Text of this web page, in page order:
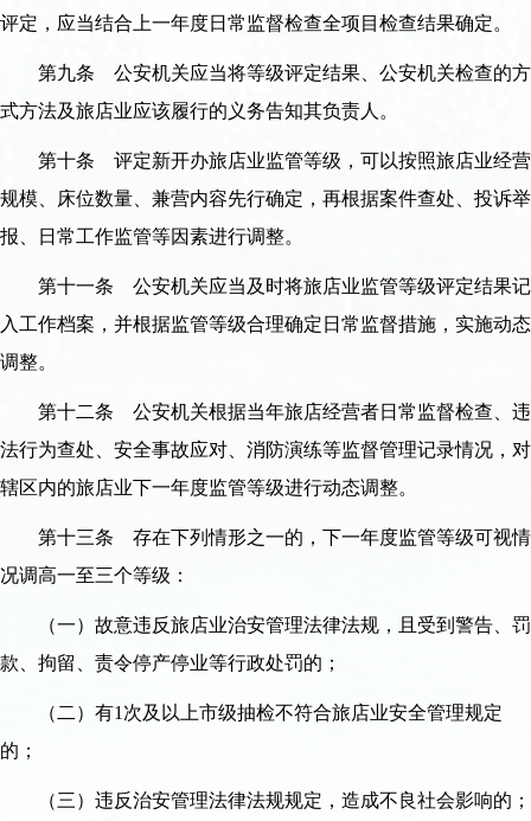
评定，应当结合上一年度日常监督检查全项目检查结果确定。
第九条 公安机关应当将等级评定结果、公安机关检查的方
式方法及旅店业应该履行的义务告知其负责人。
第十条 评定新开办旅店业监管等级，可以按照旅店业经营
规模、床位数量、兼营内容先行确定，再根据案件查处、投诉举
报、日常工作监管等因素进行调整。
第十一条 公安机关应当及时将旅店业监管等级评定结果记
入工作档案，并根据监管等级合理确定日常监督措施，实施动态
调整。
第十二条 公安机关根据当年旅店经营者日常监督检查、违
法行为查处、安全事故应对、消防演练等监督管理记录情况，对
辖区内的旅店业下一年度监管等级进行动态调整。
第十三条 存在下列情形之一的，下一年度监管等级可视情
况调高一至三个等级：
（一）故意违反旅店业治安管理法律法规，且受到警告、罚
款、拘留、责令停产停业等行政处罚的；
（二）有1次及以上市级抽检不符合旅店业安全管理规定
的；
（三）违反治安管理法律法规规定，造成不良社会影响的；